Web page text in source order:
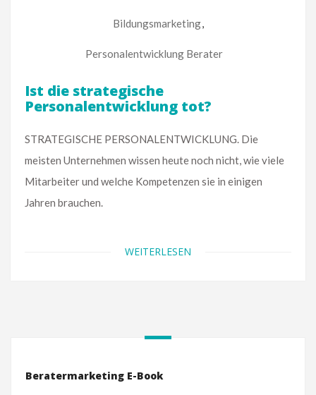
Bildungsmarketing,
Personalentwicklung Berater
Ist die strategische
Personalentwicklung tot?
STRATEGISCHE PERSONALENTWICKLUNG. Die
meisten Unternehmen wissen heute noch nicht, wie viele
Mitarbeiter und welche Kompetenzen sie in einigen
Jahren brauchen.
WEITERLESEN
Beratermarketing E-Book